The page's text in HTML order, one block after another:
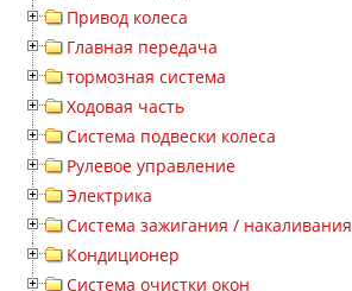
Привод колеса
Главная передача
тормозная система
Ходовая часть
Система подвески колеса
Рулевое управление
Электрика
Система зажигания / накаливания
Кондиционер
Система очистки окон